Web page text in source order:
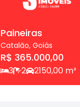
Paineiras
Catalão, Goiás
R$ 365.000,00
3 2 2150,00 m²